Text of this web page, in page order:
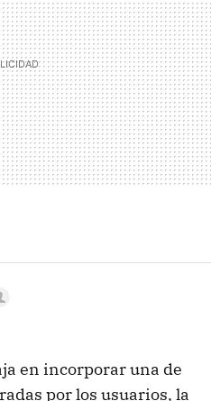
en incorporar una de
por los usuarios, la